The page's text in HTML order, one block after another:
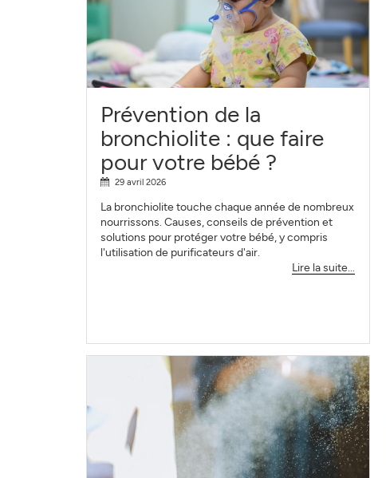
Prévention de la
bronchiolite : que faire
pour votre bébé ?
29 avril 2026
La bronchiolite touche chaque année de nombreux
nourrissons. Causes, conseils de prévention et
solutions pour protéger votre bébé, y compris
l'utilisation de purificateurs d'air.
Lire la suite...